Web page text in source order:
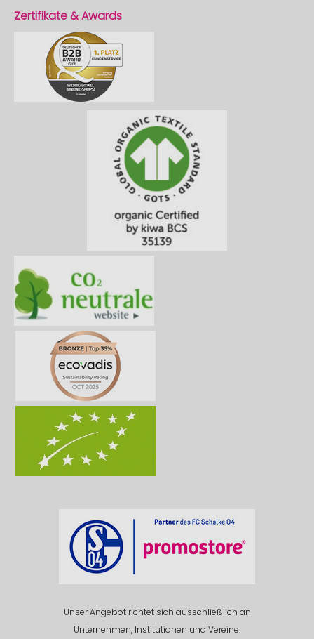
Zertifikate & Awards
Unser Angebot richtet sich ausschließlich an
Unternehmen, Institutionen und Vereine.